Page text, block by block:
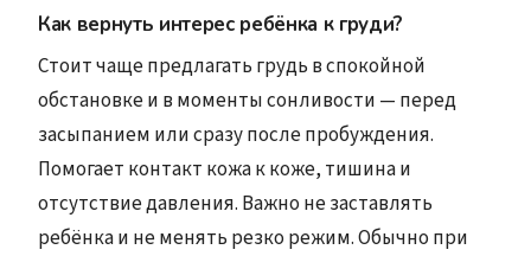
Как вернуть интерес ребёнка к груди?
Стоит чаще предлагать грудь в спокойной
обстановке и в моменты сонливости — перед
засыпанием или сразу после пробуждения.
Помогает контакт кожа к коже, тишина и
отсутствие давления. Важно не заставлять
ребёнка и не менять резко режим. Обычно при